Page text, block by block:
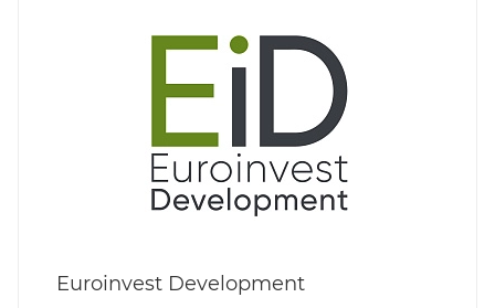
Euroinvest Development